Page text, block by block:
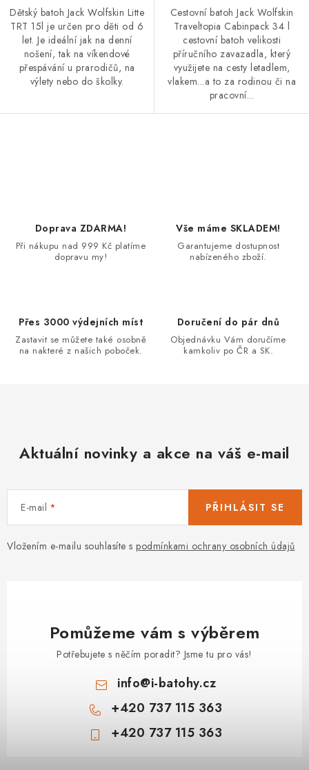
Dětský batoh Jack Wolfskin Litte
TRT 15l je určen pro děti od 6
let. Je ideální jak na denní
nošení, tak na víkendové
přespávání u prarodičů, na
výlety nebo do školky.
Cestovní batoh Jack Wolfskin
Traveltopia Cabinpack 34 l
cestovní batoh velikosti
příručního zavazadla, který
využijete na cesty letadlem,
vlakem...a to za rodinou či na
pracovní...
Doprava ZDARMA!
Při nákupu nad 999 Kč platíme
dopravu my!
Vše máme SKLADEM!
Garantujeme dostupnost
nabízeného zboží.
Přes 3000 výdejních míst
Zastavit se můžete také osobně
na nakteré z našich poboček.
Doručení do pár dnů
Objednávku Vám doručíme
kamkoliv po ČR a SK.
Aktuální novinky a akce na váš e-mail
E-mail
Vložením e-mailu souhlasíte s podmínkami ochrany osobních údajů
PŘIHLÁSIT SE
Pomůžeme vám s výběrem
Potřebujete s něčím poradit? Jsme tu pro vás!
info@i-batohy.cz
+420 737 115 363
+420 737 115 363